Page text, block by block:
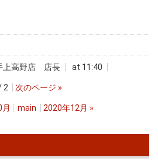
上高野店 店長 at 11:40
2 次のページ »
main 2020年12月 »